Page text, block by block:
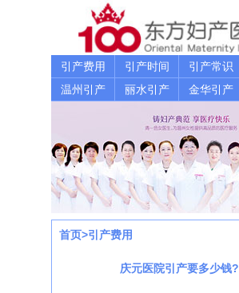
引产费用 引产时间 引产常识
温州引产
丽水引产 金华引产
首页>引产费用
庆元医院引产要多少钱?